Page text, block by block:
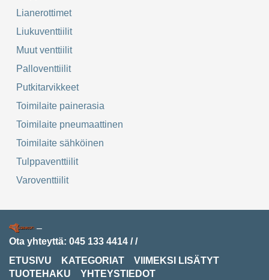
Lianerottimet
Liukuventtiilit
Muut venttiilit
Palloventtiilit
Putkitarvikkeet
Toimilaite painerasia
Toimilaite pneumaattinen
Toimilaite sähköinen
Tulppaventtiilit
Varoventtiilit
–
Ota yhteyttä: 045 133 4414 //
ETUSIVU
KATEGORIAT
VIIMEKSI LISÄTYT
TUOTEHAKU
YHTEYSTIEDOT